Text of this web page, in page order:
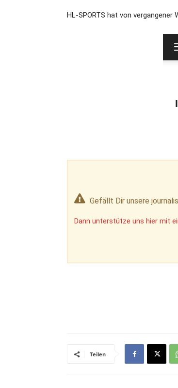
HL-SPORTS hat von
Gefällt Dir unsere
Dann unterstütze uns hier mit
Teilen